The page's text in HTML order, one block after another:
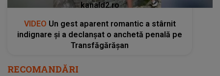
kanald2.ro
VIDEO Un gest aparent romantic a stârnit
indignare și a declanșat o anchetă penală pe
Transfăgărășan
RECOMANDĂRI